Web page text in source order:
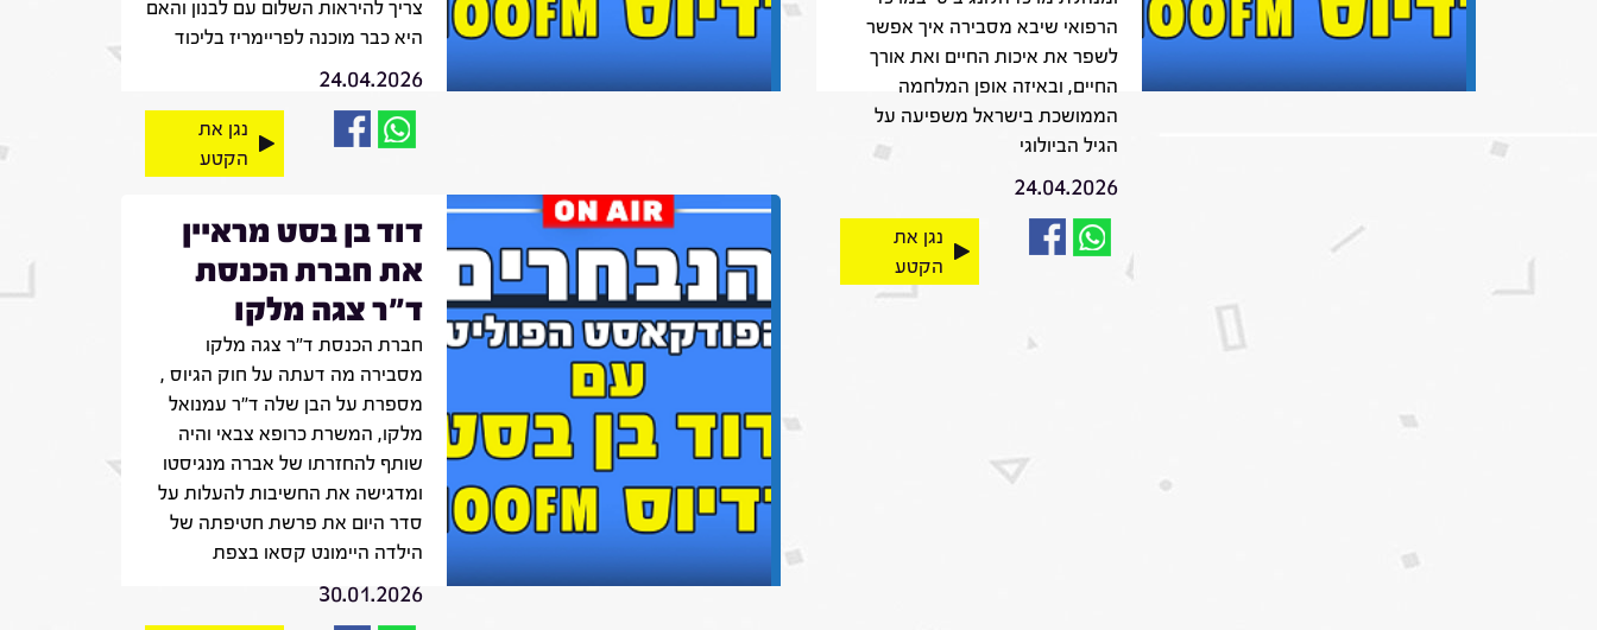
הרפואי שיבא מסבירה איך אפשר
לשפר את איכות החיים ואת אורך
החיים, ובאיזה אופן המלחמה
הממושכת בישראל משפיעה על
הגיל הביולוגי
24.04.2026
נגן את
הקטע
צריך להיראות השלום עם לבנון והאם
היא כבר מוכנה לפריימריז בליכוד
24.04.2026
נגן את
הקטע
דוד בן בסט מראיין
את חברת הכנסת
ד"ר צגה מלקו
חברת הכנסת ד"ר צגה מלקו
מסבירה מה דעתה על חוק הגיוס ,
מספרת על הבן שלה ד"ר עמנואל
מלקו, המשרת כרופא צבאי והיה
שותף להחזרתו של אברה מנגיסטו
ומדגישה את החשיבות להעלות על
סדר היום את פרשת חטיפתה של
הילדה היימונט קסאו בצפת
30.01.2026